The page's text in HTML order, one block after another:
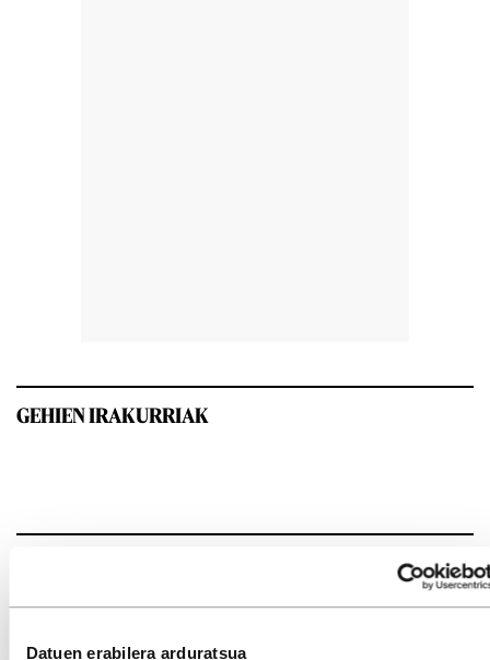
Datuen erabilera arduratsua
GEHIEN IRAKURRIAK